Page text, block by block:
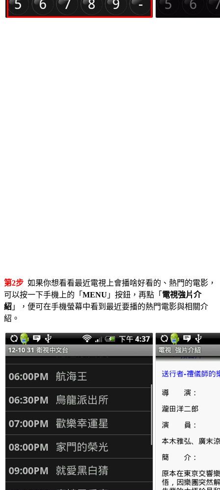
第2步 如果你想看看最近電視上會播啥好看的、熱門的電影，
可以按一下手機上的「 MENU 」按鈕，再點「 電視強片介
紹 」，便可在手機螢幕中看到最近要播的熱門電影與相關介
紹。